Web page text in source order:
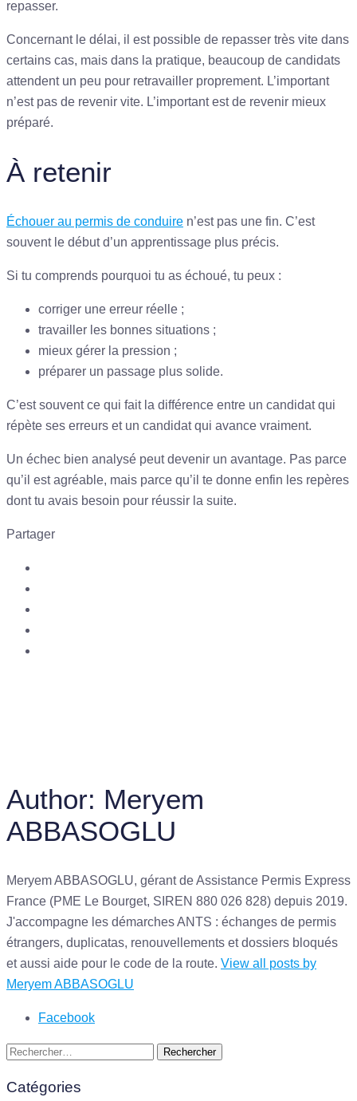
repasser.
Concernant le délai, il est possible de repasser très vite dans
certains cas, mais dans la pratique, beaucoup de candidats
attendent un peu pour retravailler proprement. L’important
n’est pas de revenir vite. L’important est de revenir mieux
préparé.
À retenir
Échouer au permis de conduire n’est pas une fin. C’est
souvent le début d’un apprentissage plus précis.
Si tu comprends pourquoi tu as échoué, tu peux :
corriger une erreur réelle ;
travailler les bonnes situations ;
mieux gérer la pression ;
préparer un passage plus solide.
C’est souvent ce qui fait la différence entre un candidat qui
répète ses erreurs et un candidat qui avance vraiment.
Un échec bien analysé peut devenir un avantage. Pas parce
qu’il est agréable, mais parce qu’il te donne enfin les repères
dont tu avais besoin pour réussir la suite.
Partager
Author: Meryem
ABBASOGLU
Meryem ABBASOGLU, gérant de Assistance Permis Express
France (PME Le Bourget, SIREN 880 026 828) depuis 2019.
J'accompagne les démarches ANTS : échanges de permis
étrangers, duplicatas, renouvellements et dossiers bloqués
et aussi aide pour le code de la route. View all posts by
Meryem ABBASOGLU
Facebook
Rechercher :
Catégories